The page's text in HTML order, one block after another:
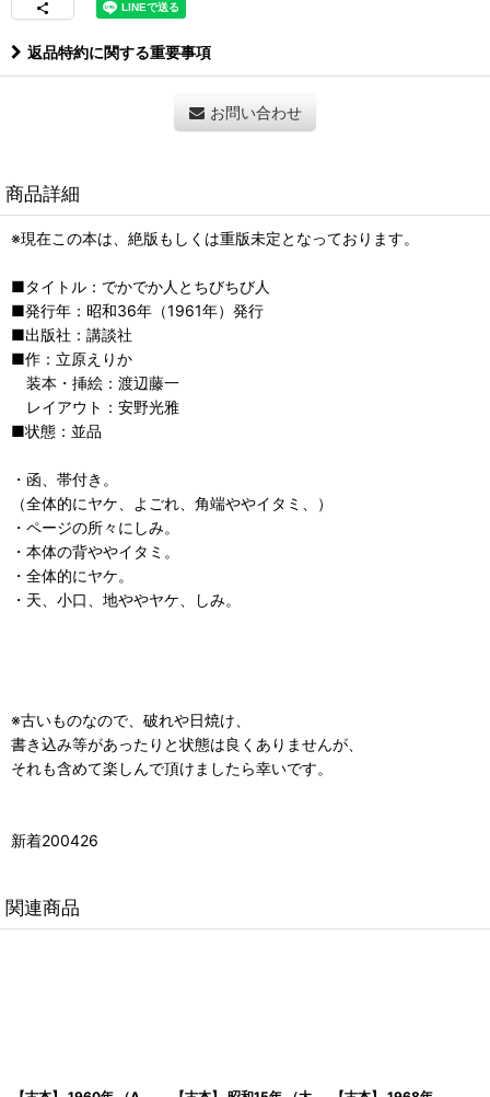
返品特約に関する重要事項
お問い合わせ
商品詳細
※現在この本は、絶版もしくは重版未定となっております。
■タイトル：でかでか人とちびちび人
■発行年：昭和36年（1961年）発行
■出版社：講談社
■作：立原えりか
装本・挿絵：渡辺藤一
レイアウト：安野光雅
■状態：並品
・函、帯付き。
（全体的にヤケ、よごれ、角端ややイタミ、）
・ページの所々にしみ。
・本体の背ややイタミ。
・全体的にヤケ。
・天、小口、地ややヤケ、しみ。
※古いものなので、破れや日焼け、
書き込み等があったりと状態は良くありませんが、
それも含めて楽しんで頂けましたら幸いです。
新着200426
関連商品